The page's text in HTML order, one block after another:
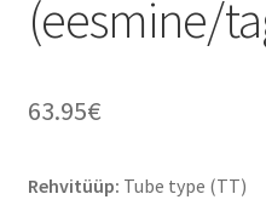
(eesmine/
63.95€
Rehvitüüp: Tube type (TT)